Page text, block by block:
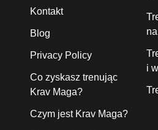
Kontakt
Blog
Privacy Policy
Co zyskasz trenując
Krav Maga?
Czym jest Krav Maga?
i